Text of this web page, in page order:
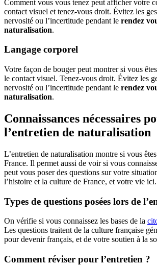
Comment vous vous tenez peut afficher votre
contact visuel et tenez-vous droit. Évitez les
nervosité ou l’incertitude pendant le rendez
naturalisation.
Langage corporel
Votre façon de bouger peut montrer si vous
le contact visuel. Tenez-vous droit. Évitez les
nervosité ou l’incertitude pendant le rendez
naturalisation.
Connaissances nécessaires
l’entretien de naturalisation
L’entretien de naturalisation montre si vous
France. Il permet aussi de voir si vous
peut vous poser des questions sur votre
l’histoire et la culture de France, et votre vie ici.
Types de questions posées lors de
On vérifie si vous connaissez les bases de la
Les questions traitent de la culture française
pour devenir français, et de votre soutien à la
Comment réviser pour l’entretien ?